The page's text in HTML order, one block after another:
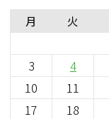
月 火
3
4
10
11
17
18